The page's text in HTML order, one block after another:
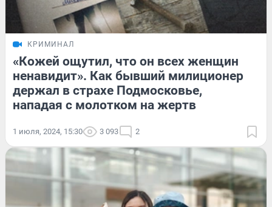
КРИМИНАЛ
«Кожей ощутил, что он всех женщин
ненавидит». Как бывший милиционер
держал в страхе Подмосковье,
нападая с молотком на жертв
1 июля, 2024, 15:30 3 093 2